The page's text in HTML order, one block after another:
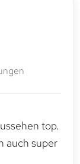
top.
auch super